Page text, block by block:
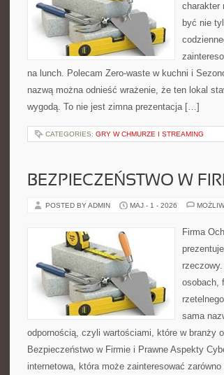
charakter
być nie
na lunch. Polecam Zero-waste w kuchni i
nazwą można odnieść wrażenie, że ten lokal
wygodą. To nie jest zimna prezentacja […]
CATEGORIES: GRY W CHMURZE I STREAMING
BEZPIECZEŃSTWO W
POSTED BY ADMIN MAJ - 1 - 2026
Firma
osobach,
sama
odpornością, czyli wartościami, które w branży
Bezpieczeństwo w Firmie i Prawne Aspekty
internetowa, która może zainteresować